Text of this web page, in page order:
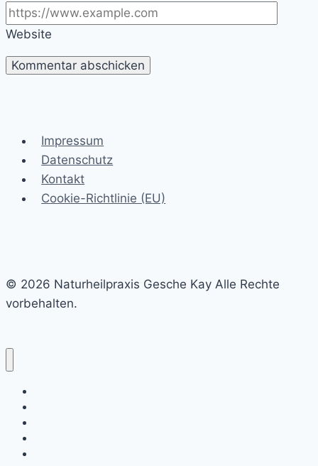
Website
Impressum
Datenschutz
Kontakt
Cookie-Richtlinie (EU)
© 2026 Naturheilpraxis Gesche Kay Alle Rechte
vorbehalten.